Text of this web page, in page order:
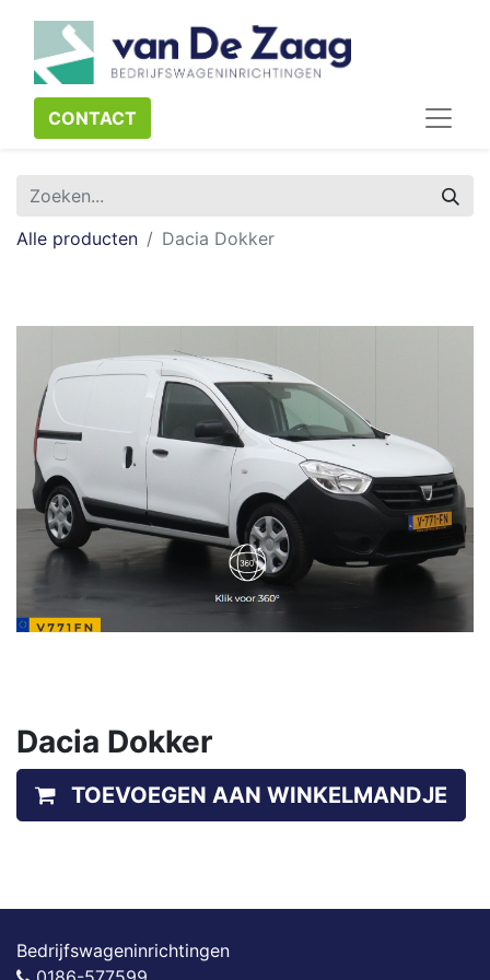
CONTACT​​​​
Alle producten Dacia Dokker
Dacia Dokker
TOEVOEGEN AAN WINKELMANDJE
Bedrijfswageninrichtingen